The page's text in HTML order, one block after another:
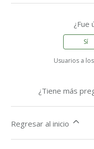
¿Fue
Sí
Usuarios a
¿Tiene más
Regresar al inicio